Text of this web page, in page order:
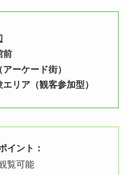
前
ーケード街）
リア（観客参加型）
イント：
覧可能